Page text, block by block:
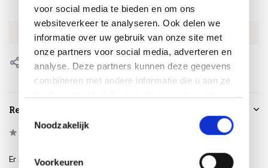
voor social media te bieden en om ons
websiteverkeer te analyseren. Ook delen we
informatie over uw gebruik van onze site met
onze partners voor social media, adverteren en
analyse. Deze partners kunnen deze gegevens
combineren met andere informatie die u aan ze
Noodzakelijk
Voorkeuren
SKU HCLUMST-07
EAN 8721325177759
Reviews
Based on 0 reviews
Er zijn nog geen reviews geschreven over dit product..